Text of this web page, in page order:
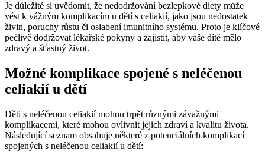
Je​ důležité si uvědomit, že⁣ nedodržování bezlepkové⁣ diety ‌může ​
vést k vážným komplikacím u dětí​ s ⁣celiakií, jako jsou⁤ nedostatek⁤
živin, poruchy růstu či oslabení‍ imunitního systému. ​Proto je ⁢klíčové
⁢pečlivě dodržovat lékařské pokyny a zajistit,⁣ aby ⁣vaše ⁢dítě mělo
⁤zdravý a⁣ šťastný život.
Možné komplikace spojené ‌s neléčenou
⁣celiakií u dětí
Děti s neléčenou celiakií mohou trpět různými závažnými⁢
komplikacemi,​ které mohou ovlivnit⁣ jejich zdraví a⁣ kvalitu života.
Následující seznam⁢ obsahuje některé z potenciálních komplikací
‍spojených s neléčenou celiakií u dětí: